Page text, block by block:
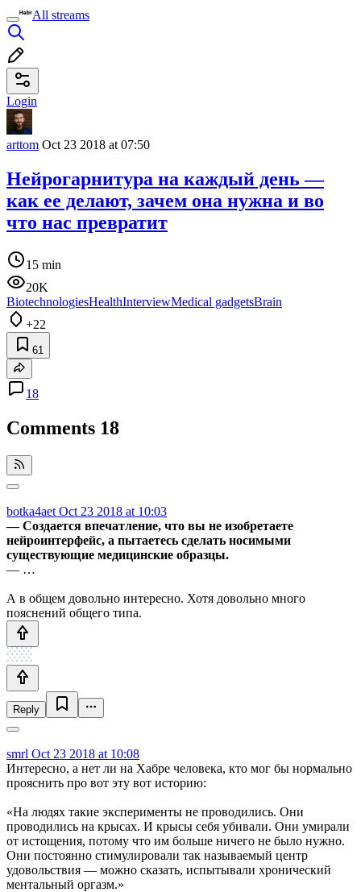
All streams
Login
arttom Oct 23 2018 at 07:50
Нейрогарнитура на каждый день —
как ее делают, зачем она нужна и во
что нас превратит
15 min
20K
BiotechnologiesHealthInterviewMedical gadgetsBrain
+22
61
18
Comments 18
botka4aet Oct 23 2018 at 10:03
— Создается впечатление, что вы не изобретаете
нейроинтерфейс, а пытаетесь сделать носимыми
существующие медицинские образцы.
— …
А в общем довольно интересно. Хотя довольно много
пояснений общего типа.
Reply
smrl Oct 23 2018 at 10:08
Интересно, а нет ли на Хабре человека, кто мог бы нормально
прояснить про вот эту вот историю:
«На людях такие эксперименты не проводились. Они
проводились на крысах. И крысы себя убивали. Они умирали
от истощения, потому что им больше ничего не было нужно.
Они постоянно стимулировали так называемый центр
удовольствия — можно сказать, испытывали хронический
ментальный оргазм.»